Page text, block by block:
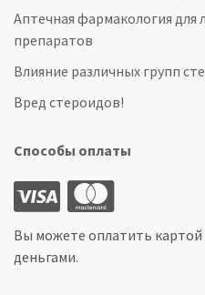
Аптечная фармакология для
препаратов
Влияние различных групп
Вред стероидов!
Способы оплаты
Вы можете оплатить
деньгами.